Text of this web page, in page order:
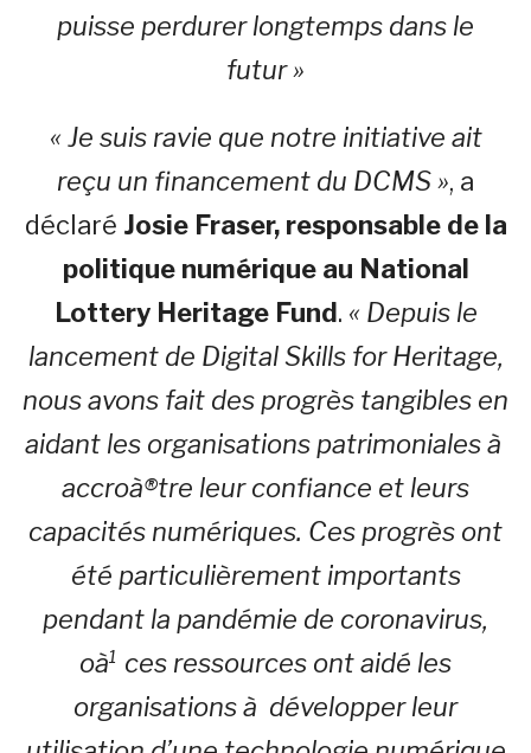
puisse perdurer longtemps dans le
futur »
« Je suis ravie que notre initiative ait
reçu un financement du DCMS », a
déclaré Josie Fraser, responsable de la
politique numérique au National
Lottery Heritage Fund. « Depuis le
lancement de Digital Skills for Heritage,
nous avons fait des progrès tangibles en
aidant les organisations patrimoniales à
accroà®tre leur confiance et leurs
capacités numériques. Ces progrès ont
été particulièrement importants
pendant la pandémie de coronavirus,
oà¹ ces ressources ont aidé les
organisations à développer leur